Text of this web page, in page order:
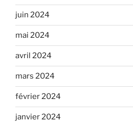
juin 2024
mai 2024
avril 2024
mars 2024
février 2024
janvier 2024